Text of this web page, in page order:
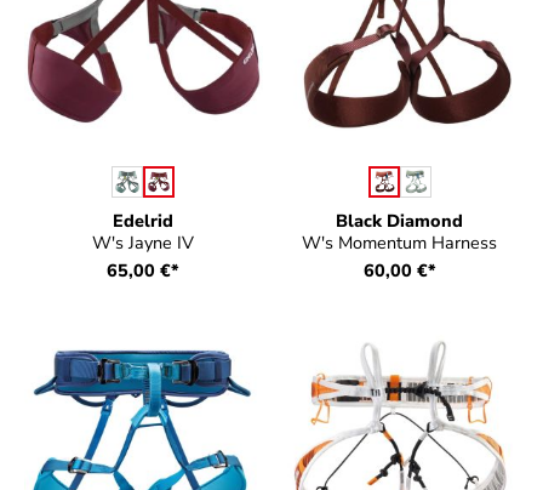
Edelrid
W's Jayne IV
Farbeauswählen
65,00 €*
Black Diamond
W's Momentum Harness
auswählen
60,00 €*